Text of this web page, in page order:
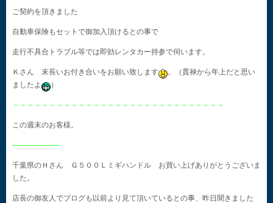
ご契約を頂きました
自動車保険もセットで御加入頂けるとの事で
走行不具合トラブル等では即効レンタカー持参で伺います。
Ｋさん 末長いお付き合いをお願い致します
。（貫禄から年上だと思い
ましたよ
）
－－－－－－－－－－－－－－－－－－－－－－－－－－－－－
この週末のお客様。
——————–
千葉県のＨさん Ｇ５００Ｌミギハンドル お買い上げありがとうございま
した。
店長の御友人でブログも以前より見て頂いているとの事、昨日聞きました